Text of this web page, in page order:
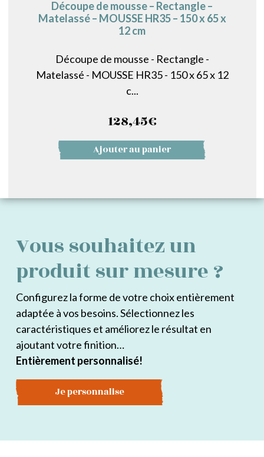
Découpe de mousse – Rectangle –
Matelassé – MOUSSE HR35 – 150 x 65 x
12 cm
Découpe de mousse - Rectangle -
Matelassé - MOUSSE HR35 - 150 x 65 x 12
c...
128,45€
Ajouter au panier
Vous souhaitez un
produit sur mesure ?
Configurez la forme de votre choix entièrement
adaptée à vos besoins. Sélectionnez les
caractéristiques et améliorez le résultat en
ajoutant votre finition…
Entièrement personnalisé!
Je personnalise